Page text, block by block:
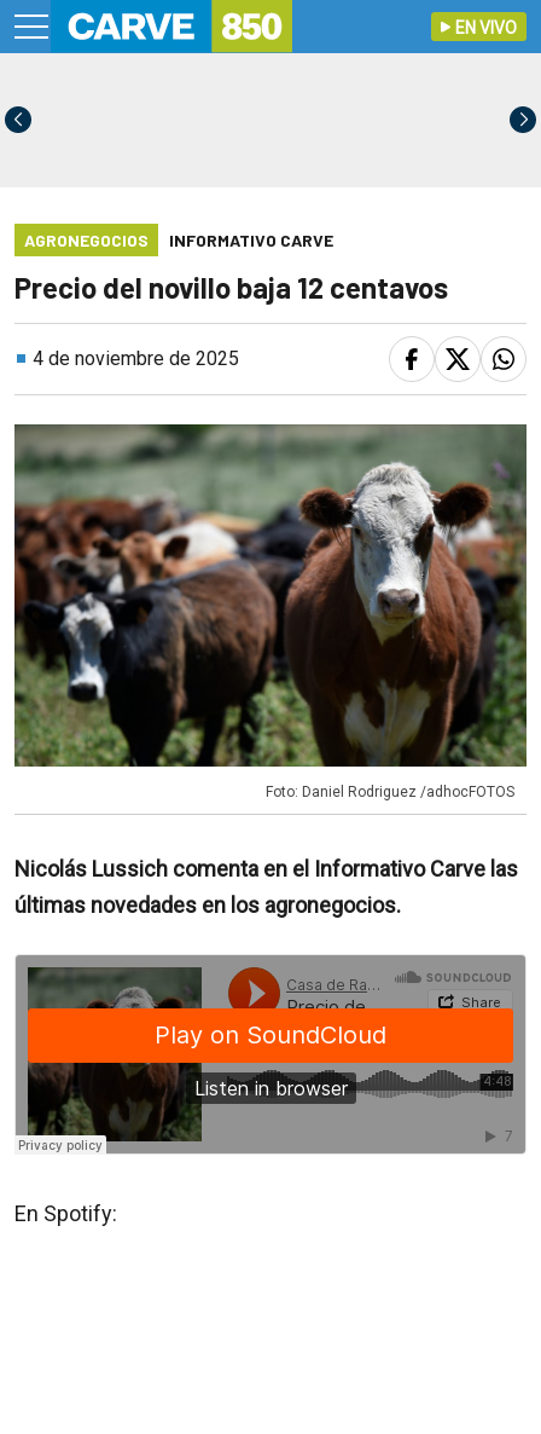
EN VIVO
AGRONEGOCIOS INFORMATIVO CARVE
Precio del novillo baja 12 centavos
4 de noviembre de 2025
Foto: Daniel Rodriguez /adhocFOTOS
Nicolás Lussich comenta en el Informativo Carve las
últimas novedades en los agronegocios.
En Spotify: